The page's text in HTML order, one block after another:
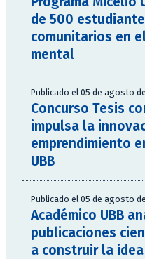
de 500
comunitarios en
mental
Publicado el 05 de agosto
Concurso Tesis
impulsa la
emprendimiento
UBB
Publicado el 05 de agosto
Académico UBB
publicaciones
a construir la